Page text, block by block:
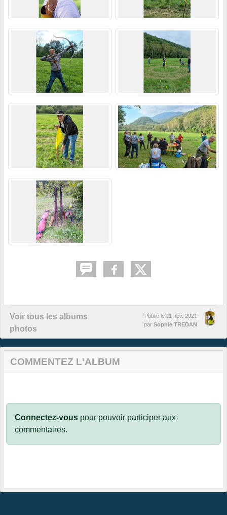
Voir tous les albums
photos
Publié le 11 nov. 2021
par Sophie TREDAN
COMMENTEZ L'ALBUM
Connectez-vous pour pouvoir participer aux
commentaires.